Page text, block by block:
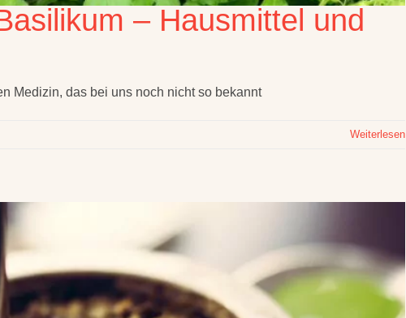
– Hausmittel und
Medizin, das bei uns noch nicht so bekannt
Weiterlesen